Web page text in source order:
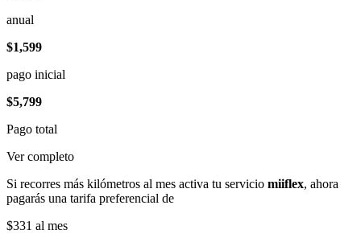
anual
$1,599
pago inicial
$5,799
Pago total
Ver completo
Si recorres más kilómetros al mes activa tu servicio miiflex, ahora
pagarás una tarifa preferencial de
$331 al mes